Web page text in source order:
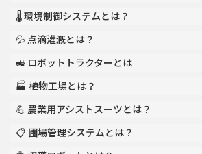
🌡️ 環境制御システムとは？
💦 点滴灌漑とは？
🚜 ロボットトラクターとは
🏭 植物工場とは？
💪 農業用アシストスーツとは？
📋 圃場管理システムとは？